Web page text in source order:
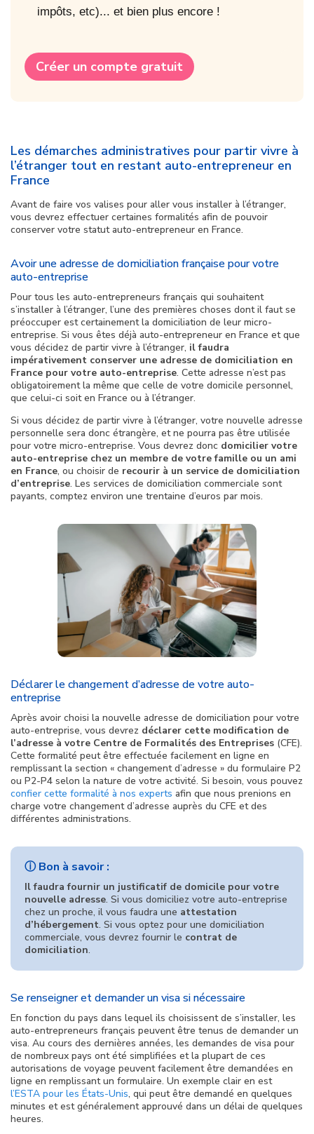
impôts, etc)... et bien plus encore !
Créer un compte gratuit
Les démarches administratives pour partir vivre à
l’étranger tout en restant auto-entrepreneur en
France
Avant de faire vos valises pour aller vous installer à l’étranger,
vous devrez effectuer certaines formalités afin de pouvoir
conserver votre statut auto-entrepreneur en France.
Avoir une adresse de domiciliation française pour votre
auto-entreprise
Pour tous les auto-entrepreneurs français qui souhaitent
s’installer à l’étranger, l’une des premières choses dont il faut se
préoccuper est certainement la domiciliation de leur micro-
entreprise. Si vous êtes déjà auto-entrepreneur en France et que
vous décidez de partir vivre à l’étranger, il faudra
impérativement conserver une adresse de domiciliation en
France pour votre auto-entreprise. Cette adresse n’est pas
obligatoirement la même que celle de votre domicile personnel,
que celui-ci soit en France ou à l’étranger.
Si vous décidez de partir vivre à l’étranger, votre nouvelle adresse
personnelle sera donc étrangère, et ne pourra pas être utilisée
pour votre micro-entreprise. Vous devrez donc domicilier votre
auto-entreprise chez un membre de votre famille ou un ami
en France, ou choisir de recourir à un service de domiciliation
d’entreprise. Les services de domiciliation commerciale sont
payants, comptez environ une trentaine d’euros par mois.
Déclarer le changement d’adresse de votre auto-
entreprise
Après avoir choisi la nouvelle adresse de domiciliation pour votre
auto-entreprise, vous devrez déclarer cette modification de
l’adresse à votre Centre de Formalités des Entreprises (CFE).
Cette formalité peut être effectuée facilement en ligne en
remplissant la section « changement d’adresse » du formulaire P2
ou P2-P4 selon la nature de votre activité. Si besoin, vous pouvez
confier cette formalité à nos experts afin que nous prenions en
charge votre changement d’adresse auprès du CFE et des
différentes administrations.
ⓘ Bon à savoir :
Il faudra fournir un justificatif de domicile pour votre
nouvelle adresse. Si vous domiciliez votre auto-entreprise
chez un proche, il vous faudra une attestation
d’hébergement. Si vous optez pour une domiciliation
commerciale, vous devrez fournir le contrat de
domiciliation.
Se renseigner et demander un visa si nécessaire
En fonction du pays dans lequel ils choisissent de s’installer, les
auto-entrepreneurs français peuvent être tenus de demander un
visa. Au cours des dernières années, les demandes de visa pour
de nombreux pays ont été simplifiées et la plupart de ces
autorisations de voyage peuvent facilement être demandées en
ligne en remplissant un formulaire. Un exemple clair en est
l’ESTA pour les États-Unis, qui peut être demandé en quelques
minutes et est généralement approuvé dans un délai de quelques
heures.